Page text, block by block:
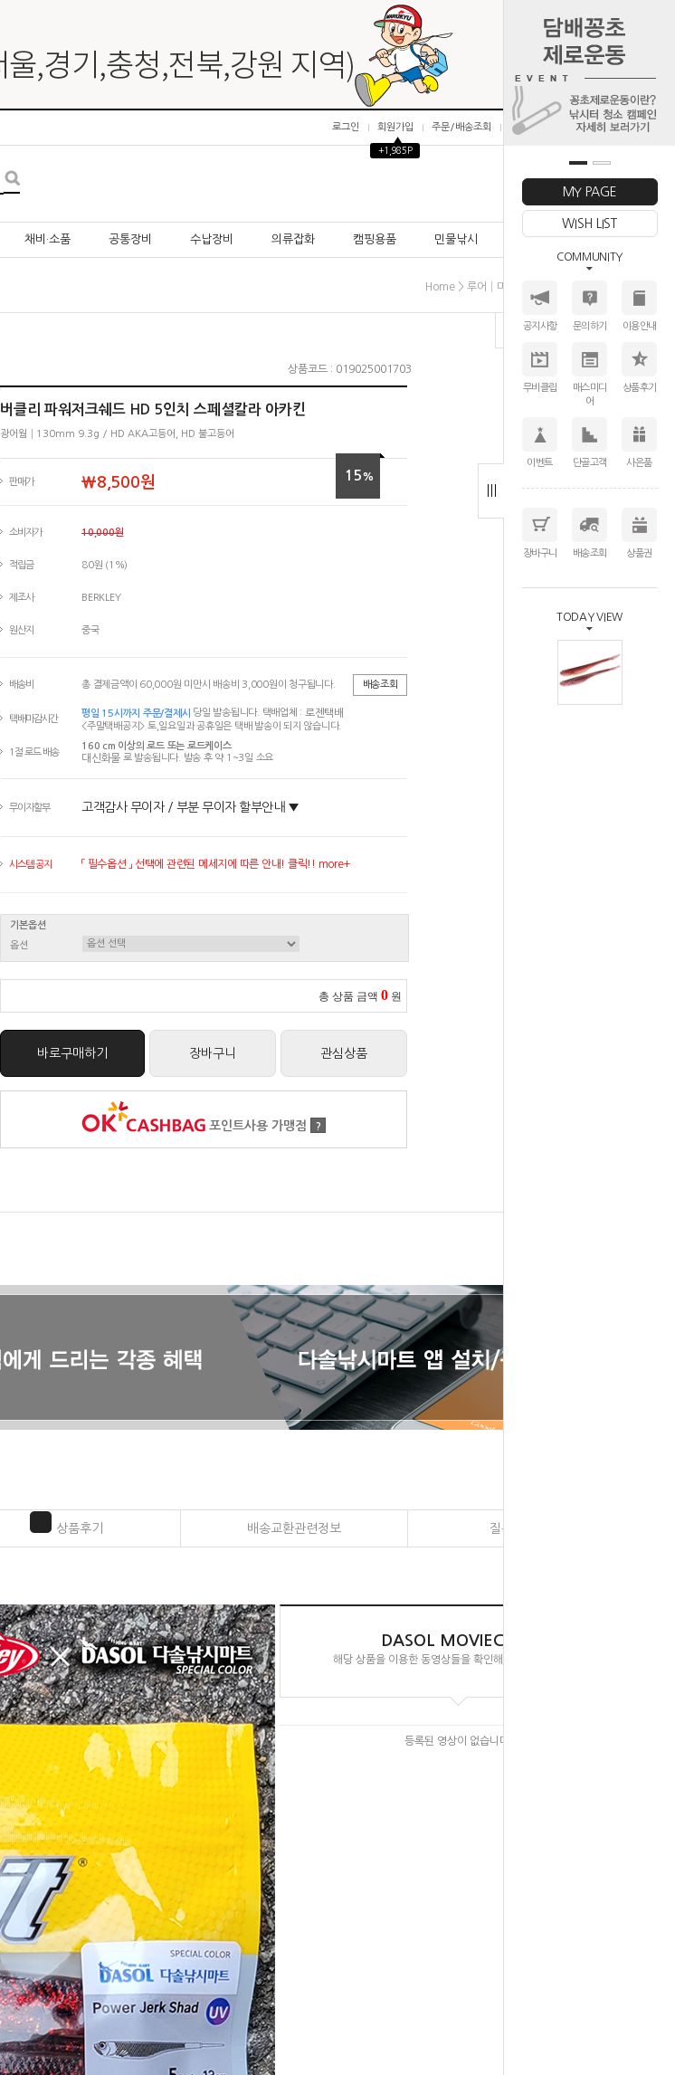
MY PAGE
WISH LIST
COMMUNITY
공지사항 문의하기 이용안내
무비클립
매스미디
어
상품후기
이벤트 단골고객 사은품
장바구니 배송조회 상품권
TODAY VIEW
로그인 회원가입
▲
+1,985P
주문/배송조회 마이페이지
채비·소품 공통장비 수납장비 의류잡화 캠핑용품 민물낚시 바다낚시
Home > 루어│미끼
상품코드 : 019025001703
버클리 파워저크쉐드 HD 5인치 스페셜칼라 아카킨
광어웜│130mm 9.3g / HD AKA고등어, HD 불고등어
판매가 ￦8,500원 15%
소비자가 10,000원
적립금 80원 (1%)
제조사 BERKLEY
원산지 중국
배송비 총 결제금액이 60,000원 미만시 배송비 3,000원이 청구됩니다. 배송조회
택배마감시간
평일 15시까지 주문/결제시 당일 발송됩니다. 택배업체 : 로젠택배
<주말택배공지> 토,일요일과 공휴일은 택배 발송이 되지 않습니다.
1절 로드 배송
160 cm 이상의 로드 또는 로드케이스
대신화물 로 발송됩니다. 발송 후 약 1~3일 소요
무이자할부 고객감사 무이자 / 부분 무이자 할부안내 ▼
시스템 공지 「 필수옵션 」 선택에 관련된 메세지에 따른 안내! 클릭!! more+
기본옵션
옵션
총 상품 금액 0 원
바로구매하기 장바구니 관심상품
포인트사용 가맹점 ?
상품후기 배송교환관련정보 질문과 대답
DASOL MOVIECLIPS
해당 상품을 이용한 동영상들을 확인해 보실 수 있습니다.
등록된 영상이 없습니다.